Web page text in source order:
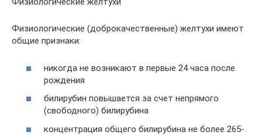
Физиологические (доброкачественные) желтухи имеют
общие признаки:
никогда не возникают в первые 24 часа после
рождения
билирубин повышается за счет непрямого
(свободного) билирубина
концентрация общего билирубина не более 265-